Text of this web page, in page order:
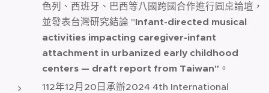
色列、西班牙、巴西等八國跨國合作進行圓桌論壇，
並發表台灣研究結論 "Infant-directed musical
activities impacting caregiver-infant
attachment in urbanized early childhood
centers — draft report from Taiwan" 。
112年12月20日承辦2024 4th International